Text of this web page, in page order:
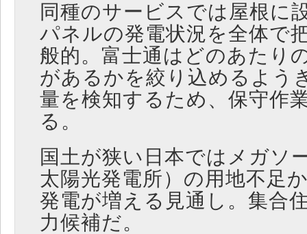
同種のサービスでは屋根に
パネルの発電状況を全体で
般的。富士通はどのあたり
があるかを絞り込めるよう
量を検知するため、保守作
る。
国土が狭い日本ではメガソ
太陽光発電所）の用地不足
発電が増える見通し。集合
力候補だ。